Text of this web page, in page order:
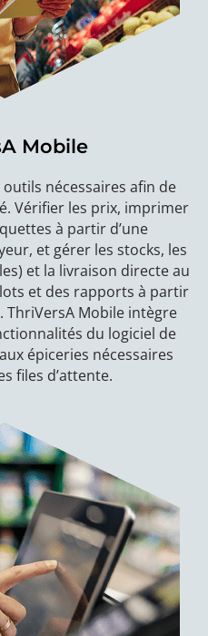
Mobile
nécessaires afin de
Vérifier les prix, imprimer
à partir d’une
et gérer les stocks, les
et la livraison directe au
et des rapports à partir
Mobile intègre
du logiciel de
épiceries nécessaires
files d’attente.